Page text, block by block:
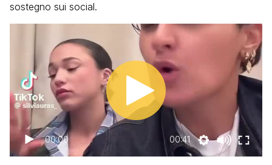
sostegno sui social.
00:00 00:41